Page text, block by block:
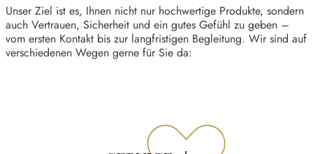
Unser Ziel ist es, Ihnen nicht nur hochwertige Produkte, sondern
auch Vertrauen, Sicherheit und ein gutes Gefühl zu geben –
vom ersten Kontakt bis zur langfristigen Begleitung. Wir sind auf
verschiedenen Wegen gerne für Sie da: